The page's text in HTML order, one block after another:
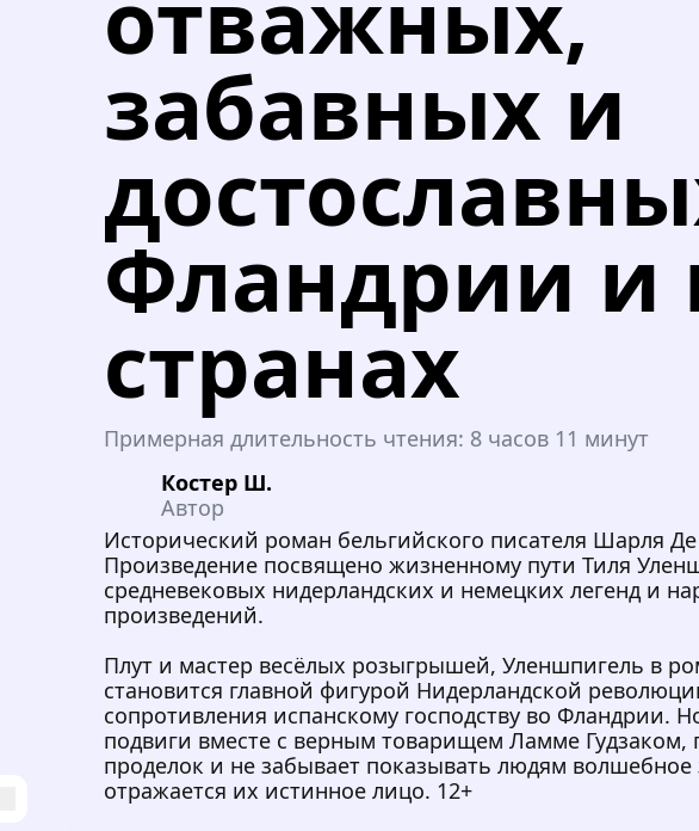
забавных и
Фландрии и
странах
Примерная длительность чтения: 8 часов 11 минут
Костер Ш.
Автор
Исторический роман бельгийского писателя Шарля Де
Произведение посвящено жизненному пути Тиля
средневековых нидерландских и немецких легенд и
произведений.
Плут и мастер весёлых розыгрышей, Уленшпигель в
становится главной фигурой Нидерландской
сопротивления испанскому господству во Фландрии.
подвиги вместе с верным товарищем Ламме Гудзаком,
проделок и не забывает показывать людям волшебное
отражается их истинное лицо. 12+